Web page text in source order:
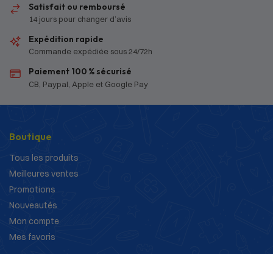
Satisfait ou remboursé
14 jours pour changer d’avis
Expédition rapide
Commande expédiée sous 24/72h
Paiement 100 % sécurisé
CB, Paypal, Apple et Google Pay
Boutique
Tous les produits
Meilleures ventes
Promotions
Nouveautés
Mon compte
Mes favoris